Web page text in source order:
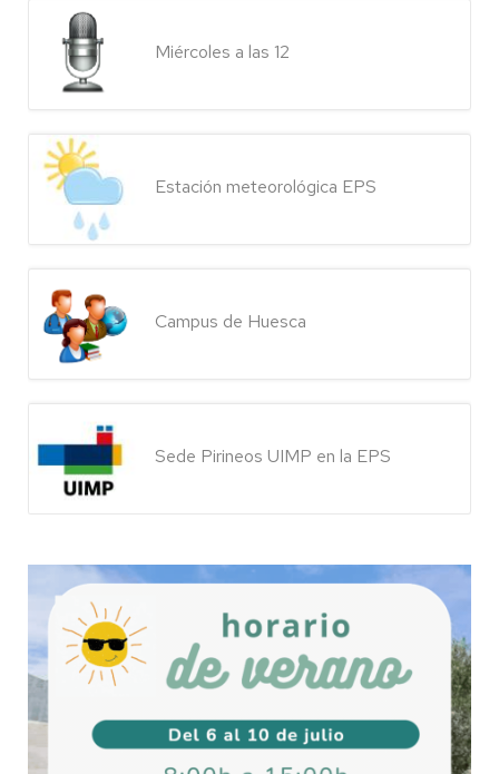
Miércoles a las 12
Estación meteorológica EPS
Campus de Huesca
Sede Pirineos UIMP en la EPS